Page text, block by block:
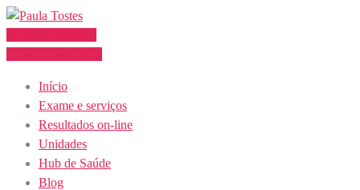
Skip
Início
Exame e serviços
Resultados on-line
Unidades
Hub de Saúde
Blog